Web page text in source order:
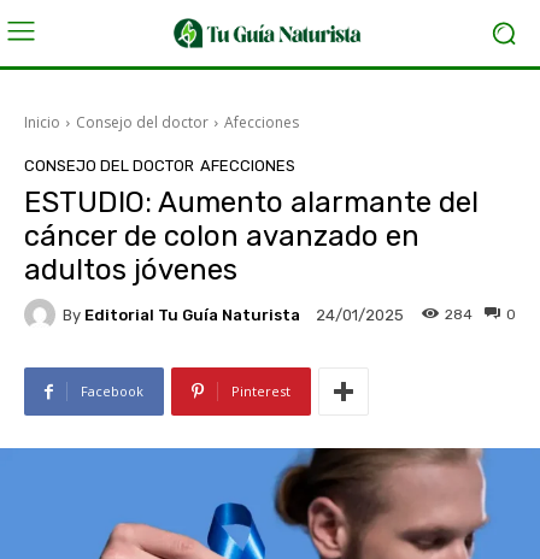
Inicio Consejo del doctor Afecciones
CONSEJO DEL DOCTOR AFECCIONES
ESTUDIO: Aumento alarmante del
cáncer de colon avanzado en
adultos jóvenes
By Editorial Tu Guía Naturista 24/01/2025 0
284
Facebook Pinterest